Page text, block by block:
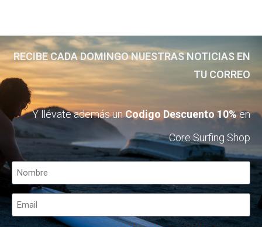
RECIBE CADA DOMINGO NUESTRAS NOTICIAS EN
TU CORREO
Y llévate además unCodigo Descuento 10%en
Core Surfing Shop